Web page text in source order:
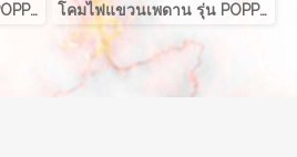
โคมไฟแขวนเพดาน รุ่น POPPIE EVE-00731 ขนาด 30x35 ซม. สำหรับใส่หลอด E27 จำนวน 1 ดวง โคมไฟแขวนเพดาน รุ่น POPPIE EVE-00731 ขนาด 30x35 ซม. สำหรับใส่หลอด E27 จำนวน 1 ดวง